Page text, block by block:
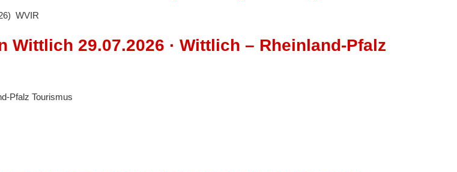
WVIR
29.07.2026 · Wittlich – Rheinland-Pfalz
Pfalz Tourismus